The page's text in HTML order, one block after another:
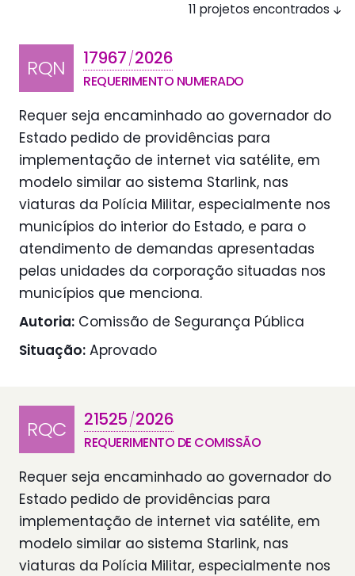
11 projetos encontrados
RQN 17967/2026
REQUERIMENTO NUMERADO
Requer seja encaminhado ao governador do
Estado pedido de providências para
implementação de internet via satélite, em
modelo similar ao sistema Starlink, nas
viaturas da Polícia Militar, especialmente nos
municípios do interior do Estado, e para o
atendimento de demandas apresentadas
pelas unidades da corporação situadas nos
municípios que menciona.
Autoria: Comissão de Segurança Pública
Situação: Aprovado
RQC 21525/2026
REQUERIMENTO DE COMISSÃO
Requer seja encaminhado ao governador do
Estado pedido de providências para
implementação de internet via satélite, em
modelo similar ao sistema Starlink, nas
viaturas da Polícia Militar, especialmente nos